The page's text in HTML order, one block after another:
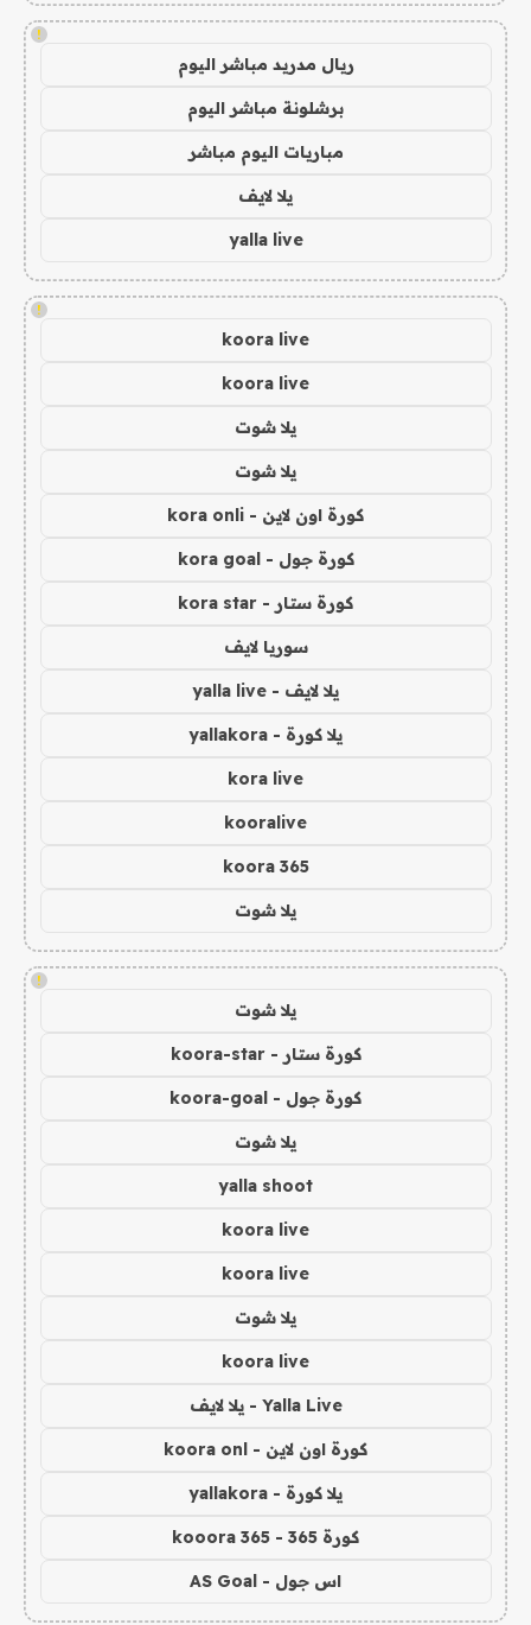
!
ريال مدريد مباشر اليوم
برشلونة مباشر اليوم
مباريات اليوم مباشر
يلا لايف
yalla live
!
koora live
koora live
يلا شوت
يلا شوت
كورة اون لاين - kora onli
كورة جول - kora goal
كورة ستار - kora star
سوريا لايف
يلا لايف - yalla live
يلا كورة - yallakora
kora live
kooralive
koora 365
يلا شوت
!
يلا شوت
كورة ستار - koora-star
كورة جول - koora-goal
يلا شوت
yalla shoot
koora live
koora live
يلا شوت
koora live
Yalla Live - يلا لايف
كورة اون لاين - koora onl
يلا كورة - yallakora
كورة 365 - kooora 365
اس جول - AS Goal